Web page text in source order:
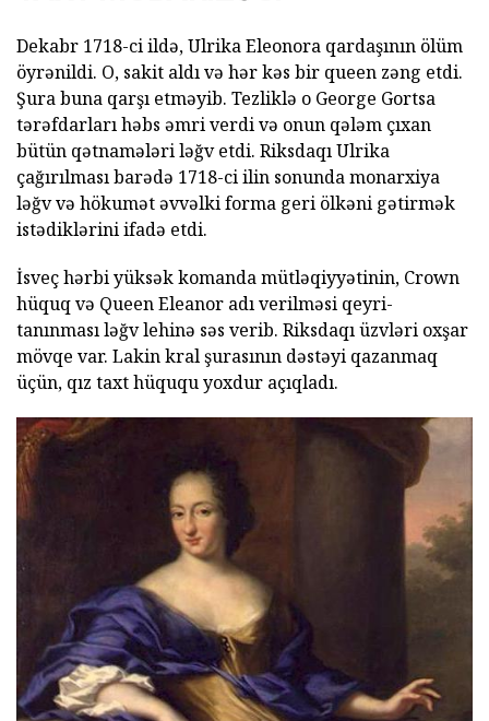
Dekabr 1718-ci ildə, Ulrika Eleonora qardaşının ölüm
öyrənildi. O, sakit aldı və hər kəs bir queen zəng etdi.
Şura buna qarşı etməyib. Tezliklə o George Gortsa
tərəfdarları həbs əmri verdi və onun qələm çıxan
bütün qətnamələri ləğv etdi. Riksdaqı Ulrika
çağırılması barədə 1718-ci ilin sonunda monarxiya
ləğv və hökumət əvvəlki forma geri ölkəni gətirmək
istədiklərini ifadə etdi.
İsveç hərbi yüksək komanda mütləqiyyətinin, Crown
hüquq və Queen Eleanor adı verilməsi qeyri-
tanınması ləğv lehinə səs verib. Riksdaqı üzvləri oxşar
mövqe var. Lakin kral şurasının dəstəyi qazanmaq
üçün, qız taxt hüququ yoxdur açıqladı.